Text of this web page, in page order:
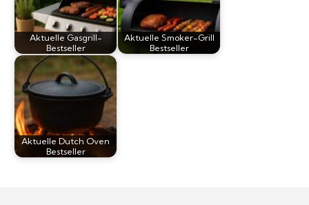
Aktuelle Gasgrill-
Bestseller
Aktuelle Smoker-Grill
Bestseller
Aktuelle Dutch Oven
Bestseller